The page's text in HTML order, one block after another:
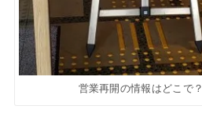
営業再開の情報はどこで？